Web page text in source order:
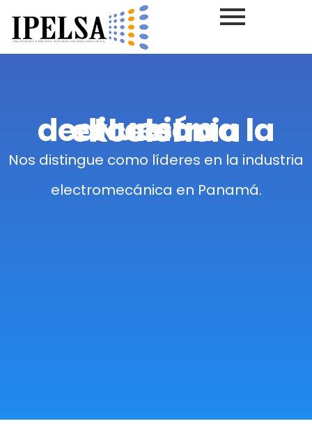
Nuestra dedicación a la excelencia
Nos distingue como líderes en la industria
electromecánica en Panamá​.